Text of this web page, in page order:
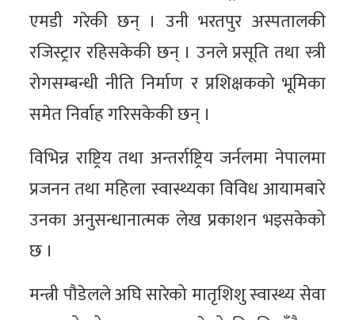
एमडी गरेकी छन् । उनी भरतपुर अस्पतालकी
रजिस्ट्रार रहिसकेकी छन् । उनले प्रसूति तथा स्त्री
रोगसम्बन्धी नीति निर्माण र प्रशिक्षकको भूमिका
समेत निर्वाह गरिसकेकी छन् ।
विभिन्न राष्ट्रिय तथा अन्तर्राष्ट्रिय जर्नलमा नेपालमा
प्रजनन तथा महिला स्वास्थ्यका विविध आयामबारे
उनका अनुसन्धानात्मक लेख प्रकाशन भइसकेको
छ ।
मन्त्री पौडेलले अघि सारेको मातृशिशु स्वास्थ्य सेवा